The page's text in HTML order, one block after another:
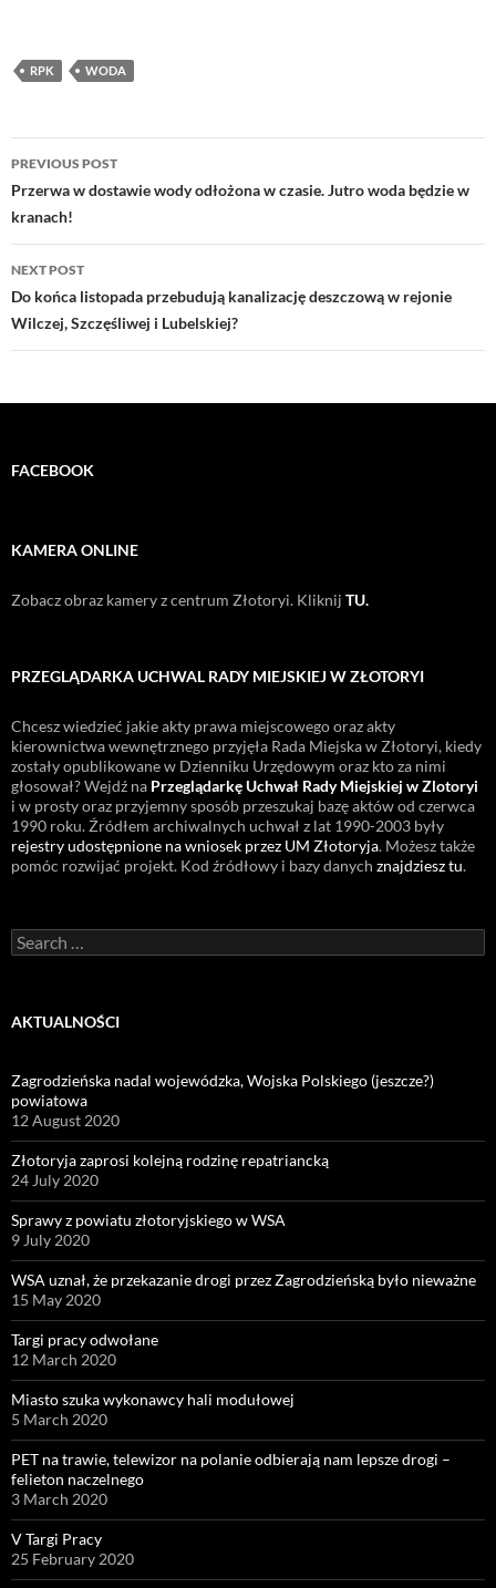
RPK WODA
Post
navigation
PREVIOUS POST
Przerwa w dostawie wody odłożona w czasie. Jutro woda będzie w
kranach!
NEXT POST
Do końca listopada przebudują kanalizację deszczową w rejonie
Wilczej, Szczęśliwej i Lubelskiej?
FACEBOOK
KAMERA ONLINE
Zobacz obraz kamery z centrum Złotoryi. Kliknij TU.
PRZEGLĄDARKA UCHWAL RADY MIEJSKIEJ W ZŁOTORYI
Chcesz wiedzieć jakie akty prawa miejscowego oraz akty
kierownictwa wewnętrznego przyjęła Rada Miejska w Złotoryi, kiedy
zostały opublikowane w Dzienniku Urzędowym oraz kto za nimi
głosował? Wejdź na Przeglądarkę Uchwał Rady Miejskiej w Zlotoryi
i w prosty oraz przyjemny sposób przeszukaj bazę aktów od czerwca
1990 roku. Źródłem archiwalnych uchwał z lat 1990-2003 były
rejestry udostępnione na wniosek przez UM Złotoryja. Możesz także
pomóc rozwijać projekt. Kod źródłowy i bazy danych znajdziesz tu.
Search
for:
AKTUALNOŚCI
Zagrodzieńska nadal wojewódzka, Wojska Polskiego (jeszcze?)
powiatowa
12 August 2020
Złotoryja zaprosi kolejną rodzinę repatriancką
24 July 2020
Sprawy z powiatu złotoryjskiego w WSA
9 July 2020
WSA uznał, że przekazanie drogi przez Zagrodzieńską było nieważne
15 May 2020
Targi pracy odwołane
12 March 2020
Miasto szuka wykonawcy hali modułowej
5 March 2020
PET na trawie, telewizor na polanie odbierają nam lepsze drogi –
felieton naczelnego
3 March 2020
V Targi Pracy
25 February 2020